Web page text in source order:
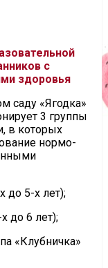
с
здоровья
саду «Ягодка»
3 группы
в которых
нормо-
до 5-х лет);
до 6 лет);
«Клубничка»